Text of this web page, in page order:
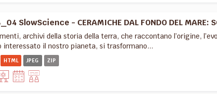
SlowScience - CERAMICHE DAL FONDO DEL MARE:
archivi della storia della terra, che raccontano l’origine,
interessato il nostro pianeta, si trasformano...
HTML JPEG ZIP